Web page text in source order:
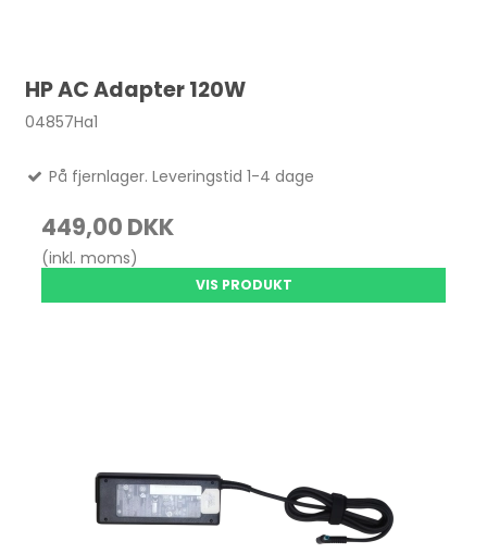
HP AC Adapter 120W
04857Ha1
På fjernlager. Leveringstid 1-4 dage
449,00 DKK
(inkl. moms)
VIS PRODUKT